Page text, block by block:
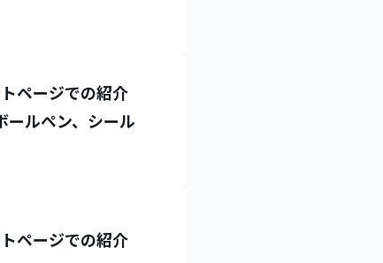
ページでの紹介
ールペン、シール
ページでの紹介